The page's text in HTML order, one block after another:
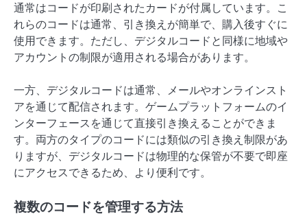
通常はコードが印刷されたカードが付属しています。こ
れらのコードは通常、引き換えが簡単で、購入後すぐに
使用できます。ただし、デジタルコードと同様に地域や
アカウントの制限が適用される場合があります。
一方、デジタルコードは通常、メールやオンラインスト
アを通じて配信されます。ゲームプラットフォームのイ
ンターフェースを通じて直接引き換えることができま
す。両方のタイプのコードには類似の引き換え制限があ
りますが、デジタルコードは物理的な保管が不要で即座
にアクセスできるため、より便利です。
複数のコードを管理する方法